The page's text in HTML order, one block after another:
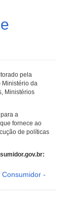
pela
Ministério da
Ministérios
a
fornece ao
de políticas
-